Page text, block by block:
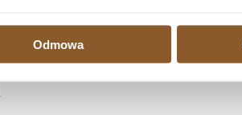
Odmowa